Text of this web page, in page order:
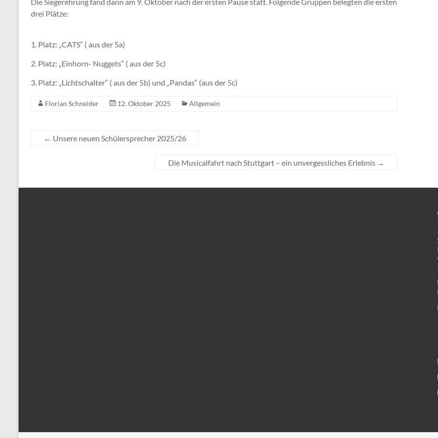
drei Plätze:
1. Platz: „CATS“ ( aus der 5a)
2. Platz: „Einhorn- Nuggets“ ( aus der 5c)
3. Platz: „Lichtschalter“ ( aus der 5b) und „Pandas“ (aus der 5c)
Florian Schneider 12. Oktober 2025 Allgemein
← Unsere neuen Schülersprecher 2025/26
Die Musicalfahrt nach Stuttgart – ein unvergessliches Erlebnis →